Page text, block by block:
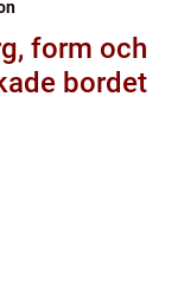
form och
bordet